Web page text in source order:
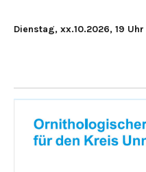
Dienstag, xx.10.2026, 19